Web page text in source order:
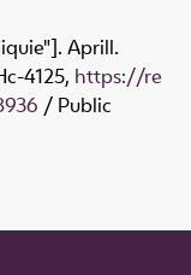
Aprill.
4125, https://re
/ Public